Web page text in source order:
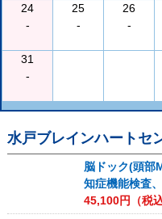
24
-
25
-
26
-
31
-
水戸ブレインハートセ
脳ドック(頭部
知症機能検査
45,100円（税込